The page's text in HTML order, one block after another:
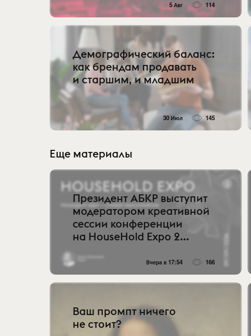
5 Авг 114
Демографический баланс:
как брендам продавать
и старшим, и младшим
30 Июл 145
Еще материалы
Президент АБКР выступит
модератором креативной
сессии конференции
на HouseHold Expo 2...
Вчера в 17:54 166
Ваш промпт ничего
не стоит?